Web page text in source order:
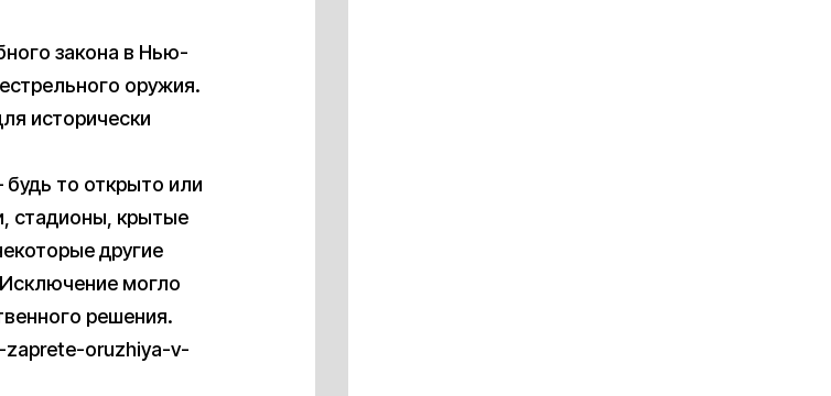
закона в Нью-
оружия.
исторически
то открыто или
стадионы, крытые
другие
могло
решения.
oruzhiya-v-